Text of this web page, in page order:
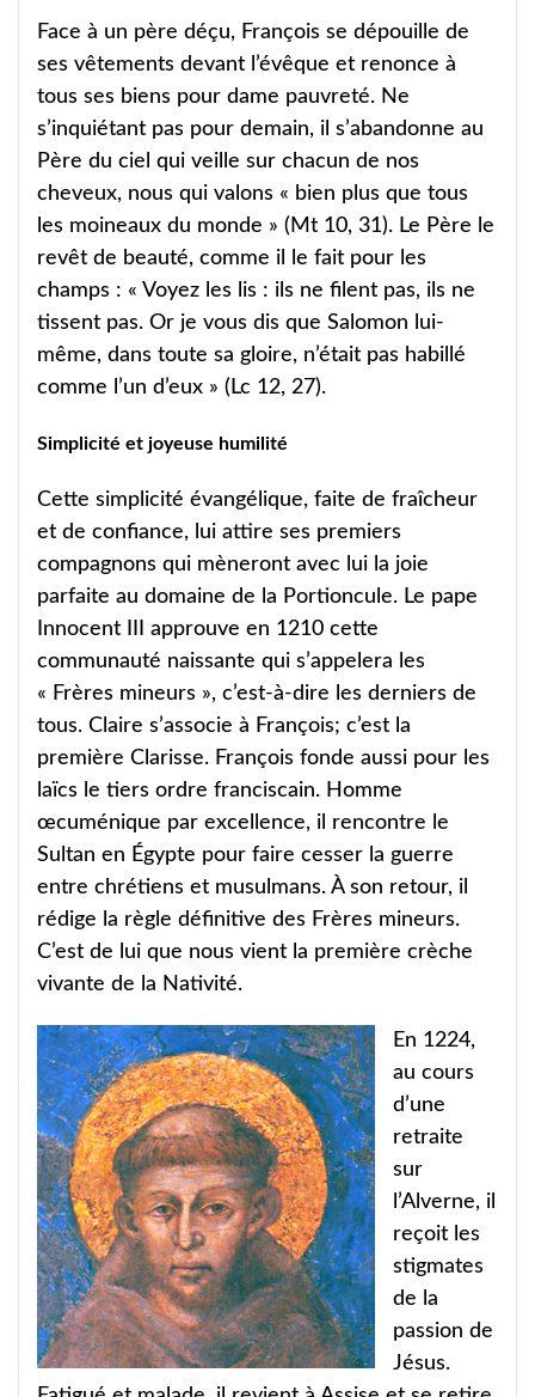
Face à un père déçu, François se dépouille de
ses vêtements devant l’évêque et renonce à
tous ses biens pour dame pauvreté. Ne
s’inquiétant pas pour demain, il s’abandonne au
Père du ciel qui veille sur chacun de nos
cheveux, nous qui valons « bien plus que tous
les moineaux du monde » (Mt 10, 31). Le Père le
revêt de beauté, comme il le fait pour les
champs : « Voyez les lis : ils ne filent pas, ils ne
tissent pas. Or je vous dis que Salomon lui-
même, dans toute sa gloire, n’était pas habillé
comme l’un d’eux » (Lc 12, 27).
Simplicité et joyeuse humilité
Cette simplicité évangélique, faite de fraîcheur
et de confiance, lui attire ses premiers
compagnons qui mèneront avec lui la joie
parfaite au domaine de la Portioncule. Le pape
Innocent III approuve en 1210 cette
communauté naissante qui s’appelera les
« Frères mineurs », c’est-à-dire les derniers de
tous. Claire s’associe à François; c’est la
première Clarisse. François fonde aussi pour les
laïcs le tiers ordre franciscain. Homme
œcuménique par excellence, il rencontre le
Sultan en Égypte pour faire cesser la guerre
entre chrétiens et musulmans. À son retour, il
rédige la règle définitive des Frères mineurs.
C’est de lui que nous vient la première crèche
vivante de la Nativité.
En 1224,
au cours
d’une
retraite
sur
l’Alverne, il
reçoit les
stigmates
de la
passion de
Jésus.